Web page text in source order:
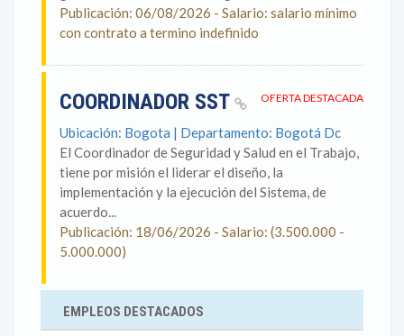
Publicación: 06/08/2026 - Salario: salario mínimo
con contrato a termino indefinido
OFERTA DESTACADA
COORDINADOR SST
Ubicación: Bogota | Departamento: Bogotá Dc
El Coordinador de Seguridad y Salud en el Trabajo,
tiene por misión el liderar el diseño, la
implementación y la ejecución del Sistema, de
acuerdo...
Publicación: 18/06/2026 - Salario: (3.500.000 -
5.000.000)
EMPLEOS DESTACADOS